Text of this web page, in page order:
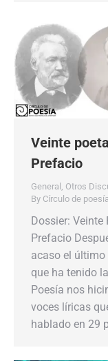
Veinte
Prefacio
General , Otros
By Círculo de poesía
Dossier:
Prefacio
acaso el
que ha tenido
Poesía nos
voces líricas
hablado en 29